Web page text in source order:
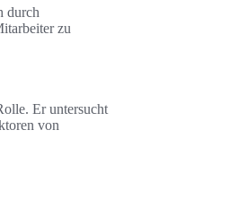
durch
zu
Er untersucht
von